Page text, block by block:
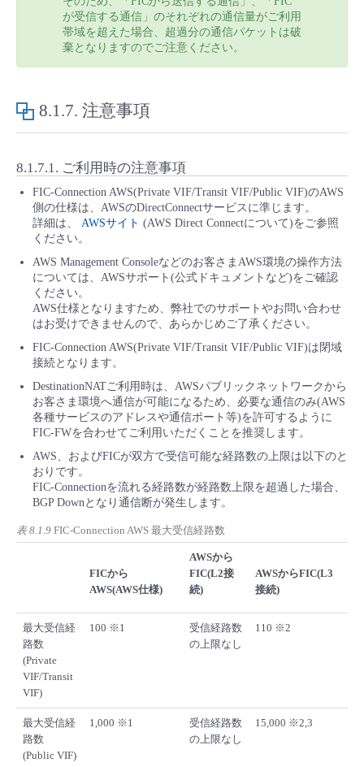
が受信する通信」のそれぞれの通信量がご利用
帯域を超えた場合、超過分の通信パケットは破
棄となりますのでご注意ください。
8.1.7. 注意事項
8.1.7.1. ご利用時の注意事項
FIC-Connection AWS(Private VIF/Transit VIF/Public VIF)のAWS
側の仕様は、AWSのDirectConnectサービスに準じます。
詳細は、 AWSサイト (AWS Direct Connectについて)をご参照
ください。
AWS Management Consoleなどのお客さまAWS環境の操作方法
については、AWSサポート(公式ドキュメントなど)をご確認
ください。
AWS仕様となりますため、弊社でのサポートやお問い合わせ
はお受けできませんので、あらかじめご了承ください。
FIC-Connection AWS(Private VIF/Transit VIF/Public VIF)は閉域
接続となります。
DestinationNATご利用時は、AWSパブリックネットワークから
お客さま環境へ通信が可能になるため、必要な通信のみ(AWS
各種サービスのアドレスや通信ポート等)を許可するように
FIC-FWを合わせてご利用いただくことを推奨します。
AWS、およびFICが双方で受信可能な経路数の上限は以下のと
おりです。
FIC-Connectionを流れる経路数が経路数上限を超過した場合、
BGP Downとなり通信断が発生します。
表 8.1.9 FIC-Connection AWS 最大受信経路数
FICから
AWS(AWS仕様)
AWSから
FIC(L2接
続)
AWSからFIC(L3
接続)
最大受信経
路数
(Private
VIF/Transit
VIF)
100 ※1
受信経路数
の上限なし
110 ※2
最大受信経
路数
(Public VIF)
1,000 ※1
受信経路数
の上限なし
15,000 ※2,3